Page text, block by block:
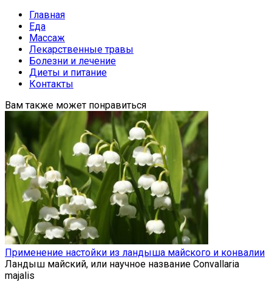
Главная
Еда
Массаж
Лекарственные травы
Болезни и лечение
Диеты и питание
Контакты
Вам также может понравиться
Применение настойки из ландыша майского и конвалии
Ландыш майский, или научное название Convallaria
majalis